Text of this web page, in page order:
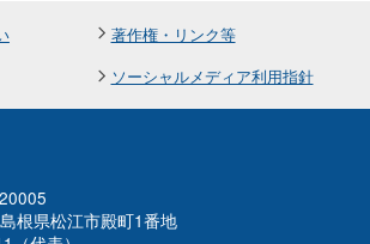
著作権・リンク等
ソーシャルメディア利用指針
根県松江市殿町1番地